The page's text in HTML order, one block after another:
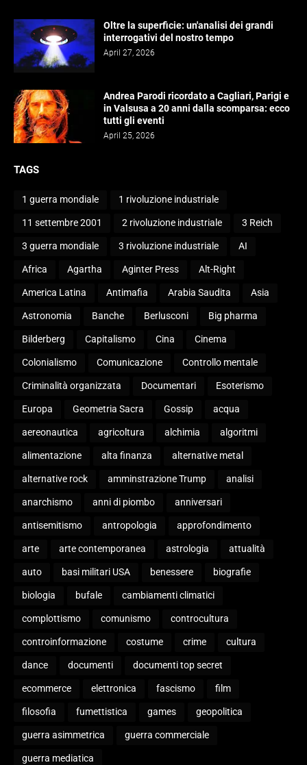
Oltre la superficie: un'analisi dei grandi
interrogativi del nostro tempo
April 27, 2026
Andrea Parodi ricordato a Cagliari, Parigi e
in Valsusa a 20 anni dalla scomparsa: ecco
tutti gli eventi
April 25, 2026
TAGS
1 guerra mondiale 1 rivoluzione industriale
11 settembre 2001 2 rivoluzione industriale 3 Reich
3 guerra mondiale 3 rivoluzione industriale AI
Africa Agartha Aginter Press Alt-Right
America Latina Antimafia Arabia Saudita Asia
Astronomia Banche Berlusconi Big pharma
Bilderberg Capitalismo Cina Cinema
Colonialismo Comunicazione Controllo mentale
Criminalità organizzata Documentari Esoterismo
Europa Geometria Sacra Gossip acqua
aereonautica agricoltura alchimia algoritmi
alimentazione alta finanza alternative metal
alternative rock amminstrazione Trump analisi
anarchismo anni di piombo anniversari
antisemitismo antropologia approfondimento
arte arte contemporanea astrologia attualità
auto basi militari USA benessere biografie
biologia bufale cambiamenti climatici
complottismo comunismo controcultura
controinformazione costume crime cultura
dance documenti documenti top secret
ecommerce elettronica fascismo film
filosofia fumettistica games geopolitica
guerra asimmetrica guerra commerciale
guerra mediatica